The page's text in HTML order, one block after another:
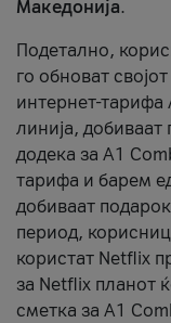
Македонија.
Подетално,
го обноват
интернет-
линија,
додека за A1
тарифа и барем
добиваат
период,
користат Netflix
за Netflix планот
сметка за А1